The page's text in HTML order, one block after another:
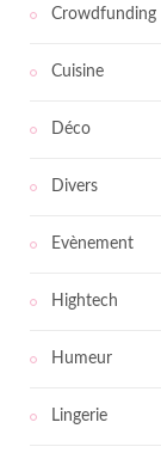
Crowdfunding
Cuisine
Déco
Divers
Evènement
Hightech
Humeur
Lingerie